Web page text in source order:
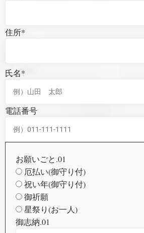
住所*
氏名*
電話番号
お願いごと.01
厄払い(御守り付)
祝い年(御守り付)
御祈願
星祭り(お一人)
御志納.01